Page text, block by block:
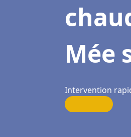
Mée
Intervention